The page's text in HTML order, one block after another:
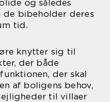
og således
bibeholder deres
tid.
knytter sig til
der både
der skal
af boligens behov,
til villaer